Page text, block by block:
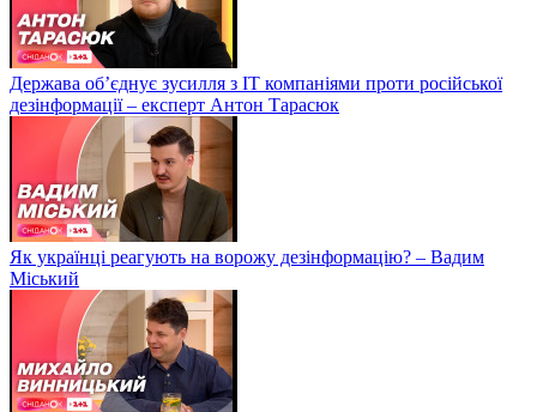
Держава об’єднує зусилля з ІТ компаніями проти російської
дезінформації – експерт Антон Тарасюк
Як українці реагують на ворожу дезінформацію? – Вадим
Міський